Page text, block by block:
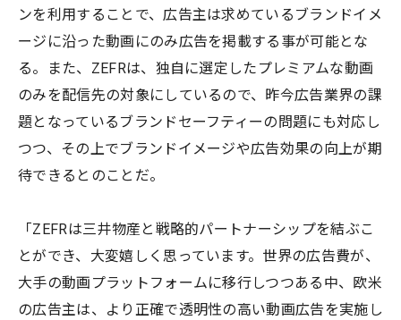
ンを利用することで、広告主は求めているブランドイメ
ージに沿った動画にのみ広告を掲載する事が可能とな
る。また、ZEFRは、独自に選定したプレミアムな動画
のみを配信先の対象にしているので、昨今広告業界の課
題となっているブランドセーフティーの問題にも対応し
つつ、その上でブランドイメージや広告効果の向上が期
待できるとのことだ。
「ZEFRは三井物産と戦略的パートナーシップを結ぶこ
とができ、大変嬉しく思っています。世界の広告費が、
大手の動画プラットフォームに移行しつつある中、欧米
の広告主は、より正確で透明性の高い動画広告を実施し